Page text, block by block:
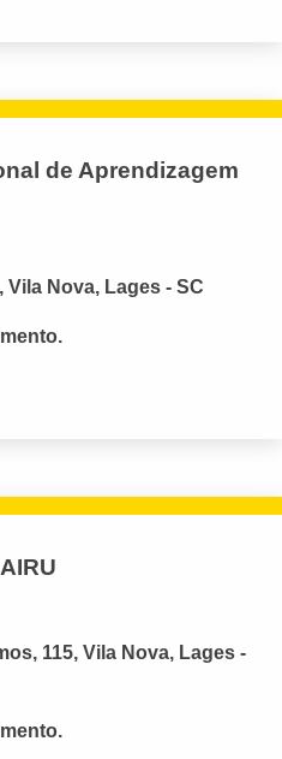
de Aprendizagem
Vila Nova, Lages - SC
115, Vila Nova, Lages -